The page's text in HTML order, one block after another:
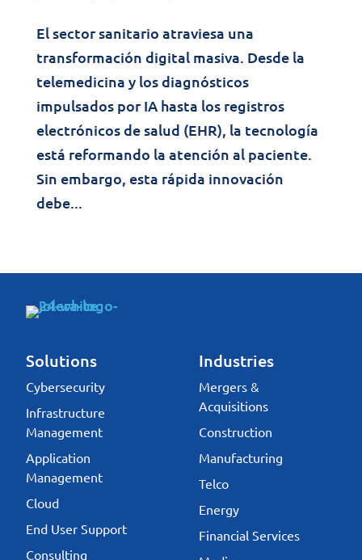
El sector sanitario atraviesa una
transformación digital masiva. Desde la
telemedicina y los diagnósticos
impulsados por IA hasta los registros
electrónicos de salud (EHR), la tecnología
está reformando la atención al paciente.
Sin embargo, esta rápida innovación
debe...
Solutions
Cybersecurity
Infrastructure
Management
Application
Management
Cloud
End User Support
Consulting
Industries
Mergers &
Acquisitions
Construction
Manufacturing
Telco
Energy
Financial Services